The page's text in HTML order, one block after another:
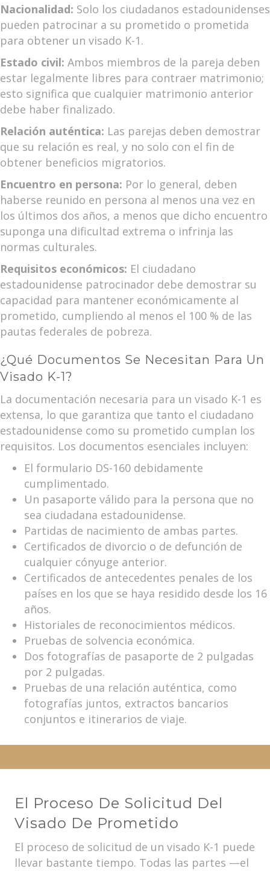
Nacionalidad: Solo los ciudadanos estadounidenses
pueden patrocinar a su prometido o prometida
para obtener un visado K-1.
Estado civil: Ambos miembros de la pareja deben
estar legalmente libres para contraer matrimonio;
esto significa que cualquier matrimonio anterior
debe haber finalizado.
Relación auténtica: Las parejas deben demostrar
que su relación es real, y no solo con el fin de
obtener beneficios migratorios.
Encuentro en persona: Por lo general, deben
haberse reunido en persona al menos una vez en
los últimos dos años, a menos que dicho encuentro
suponga una dificultad extrema o infrinja las
normas culturales.
Requisitos económicos: El ciudadano
estadounidense patrocinador debe demostrar su
capacidad para mantener económicamente al
prometido, cumpliendo al menos el 100 % de las
pautas federales de pobreza.
¿Qué Documentos Se Necesitan Para Un
Visado K-1?
La documentación necesaria para un visado K-1 es
extensa, lo que garantiza que tanto el ciudadano
estadounidense como su prometido cumplan los
requisitos. Los documentos esenciales incluyen:
El formulario DS-160 debidamente
cumplimentado.
Un pasaporte válido para la persona que no
sea ciudadana estadounidense.
Partidas de nacimiento de ambas partes.
Certificados de divorcio o de defunción de
cualquier cónyuge anterior.
Certificados de antecedentes penales de los
países en los que se haya residido desde los 16
años.
Historiales de reconocimientos médicos.
Pruebas de solvencia económica.
Dos fotografías de pasaporte de 2 pulgadas
por 2 pulgadas.
Pruebas de una relación auténtica, como
fotografías juntos, extractos bancarios
conjuntos e itinerarios de viaje.
El Proceso De Solicitud Del
Visado De Prometido
El proceso de solicitud de un visado K-1 puede
llevar bastante tiempo. Todas las partes —el